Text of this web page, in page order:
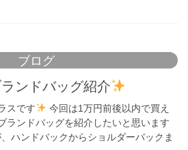
ブログ
ンドバッグ紹介
スです
今回は1万円前後以内で買え
ランドバッグを紹介したいと思います
ハンドバックからショルダーバックま